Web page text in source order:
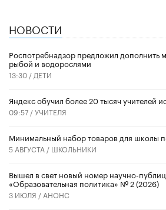
НОВОСТИ
Роспотребнадзор предложил дополнить
рыбой и водорослями
13:30 / ДЕТИ
​Яндекс обучил более 20 тысяч учителей
09:57 /УЧИТЕЛЯ
Минимальный набор товаров для школы
5 АВГУСТА / ШКОЛЬНИКИ
Вышел в свет новый номер научно-
«Образовательная политика» № 2 (2026)
3 ИЮЛЯ / АНОНС